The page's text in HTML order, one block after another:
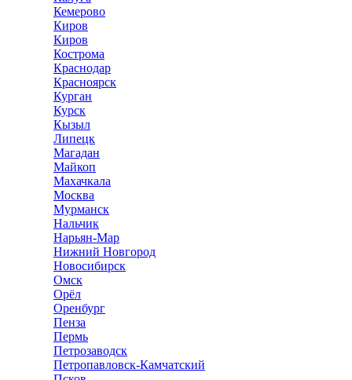
Кемерово
Киров
Киров
Кострома
Краснодар
Красноярск
Курган
Курск
Кызыл
Липецк
Магадан
Майкоп
Махачкала
Москва
Мурманск
Нальчик
Нарьян-Мар
Нижний Новгород
Новосибирск
Омск
Орёл
Оренбург
Пенза
Пермь
Петрозаводск
Петропавловск-Камчатский